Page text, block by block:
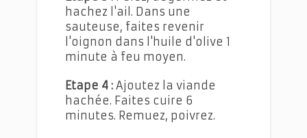
hachez l'ail. Dans une
sauteuse, faites revenir
l'oignon dans l'huile d'olive 1
minute à feu moyen.
Etape 4 : Ajoutez la viande
hachée. Faites cuire 6
minutes. Remuez, poivrez.